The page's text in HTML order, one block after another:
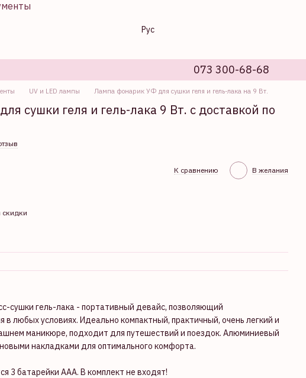
Рус
073 300-68-68
UV и LED лампы Лампа фонарик УФ для сушки геля и гель-лака на 9 Вт.
сушки геля и гель-лака 9 Вт. с доставкой по
К сравнению В желания
скидки
сушки гель-лака - портативный девайс, позволяющий
любых условиях. Идеально компактный, практичный, очень легкий и
маникюре, подходит для путешествий и поездок. Алюминиевый
накладками для оптимального комфорта.
3 батарейки ААА. В комплект не входят!